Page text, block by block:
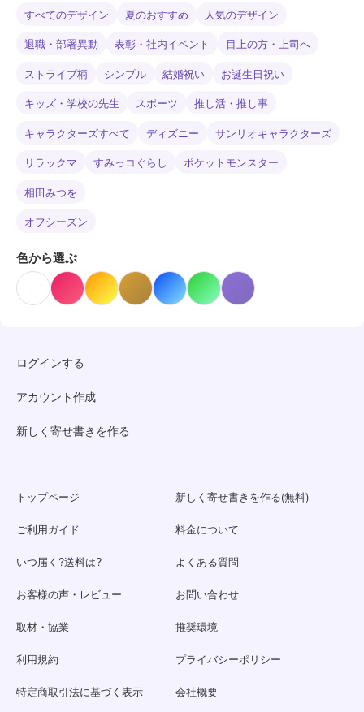
すべてのデザイン 夏のおすすめ
人気のデザイン
退職・部署異動
表彰・社内イベント
目上の方・上司へ
ストライプ柄
シンプル 結婚祝い
お誕生日祝い
キッズ・学校の先生
スポーツ
推し活・推し事
キャラクターズすべて
ディズニー
サンリオキャラクターズ
リラックマ
すみっコぐらし
ポケットモンスター
相田みつを
オフシーズン
色から選ぶ
ログインする
アカウント作成
新しく寄せ書きを作る
トップページ 新しく寄せ書きを作る(無料)
ご利用ガイド 料金について
いつ届く?送料は? よくある質問
お客様の声・レビュー お問い合わせ
取材・協業 推奨環境
利用規約 プライバシーポリシー
特定商取引法に基づく表示 会社概要